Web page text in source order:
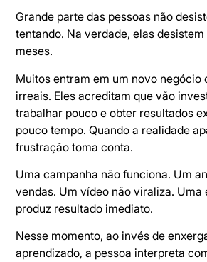
Grande parte das pessoas não
tentando. Na verdade, elas
meses.
Muitos entram em um novo negócio
irreais. Eles acreditam que vão
trabalhar pouco e obter resultados
pouco tempo. Quando a realidade
frustração toma conta.
Uma campanha não funciona. Um
vendas. Um vídeo não viraliza. Uma
produz resultado imediato.
Nesse momento, ao invés de
aprendizado, a pessoa interpreta